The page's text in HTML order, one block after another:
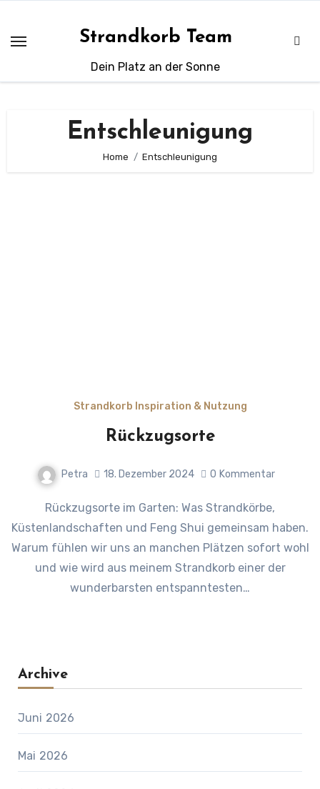
springen
Strandkorb Team
Dein Platz an der Sonne
Entschleunigung
Home Entschleunigung
Strandkorb Inspiration & Nutzung
Rückzugsorte
Petra 18. Dezember 2024 0 Kommentar
Rückzugsorte im Garten: Was Strandkörbe,
Küstenlandschaften und Feng Shui gemeinsam haben.
Warum fühlen wir uns an manchen Plätzen sofort wohl
und wie wird aus meinem Strandkorb einer der
wunderbarsten entspanntesten…
Archive
Juni 2026
Mai 2026